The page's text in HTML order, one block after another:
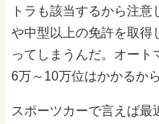
トラも該当するから注
や中型以上の免許を取得
ってしまうんだ。オート
6万～10万位はかかるか
スポーツカーで言えば最